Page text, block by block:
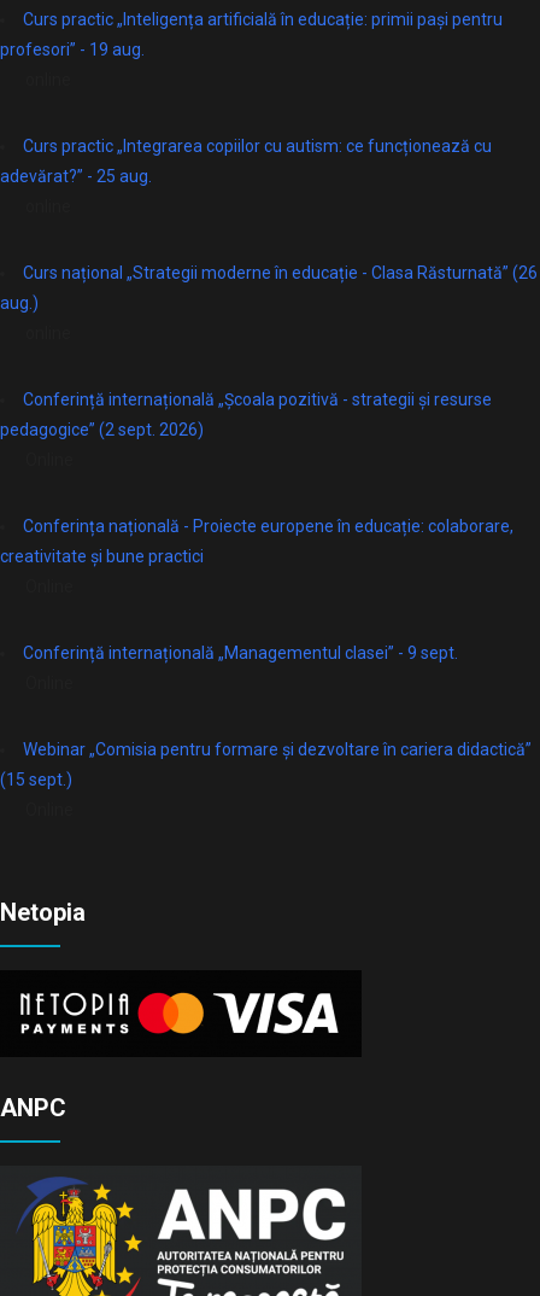
Curs practic „Inteligența artificială în educație: primii pași pentru
profesori” - 19 aug.
Curs practic „Integrarea copiilor cu autism: ce funcționează cu
adevărat?” - 25 aug.
Curs național „Strategii moderne în educație - Clasa Răsturnată” (26
aug.)
Conferință internațională „Școala pozitivă - strategii și resurse
pedagogice” (2 sept. 2026)
Conferința națională - Proiecte europene în educație: colaborare,
creativitate și bune practici
Conferință internațională „Managementul clasei” - 9 sept.
Webinar „Comisia pentru formare și dezvoltare în cariera didactică”
(15 sept.)
Netopia
ANPC